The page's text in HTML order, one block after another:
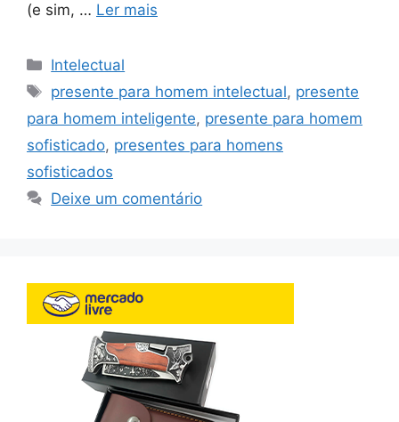
(e sim, … Ler mais
Categorias
Intelectual
Tags
presente para homem intelectual, presente
para homem inteligente, presente para homem
sofisticado, presentes para homens
sofisticados
Deixe um comentário